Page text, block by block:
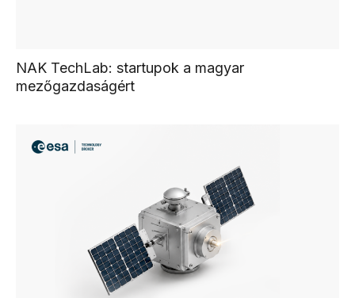
NAK TechLab: startupok a magyar
mezőgazdaságért